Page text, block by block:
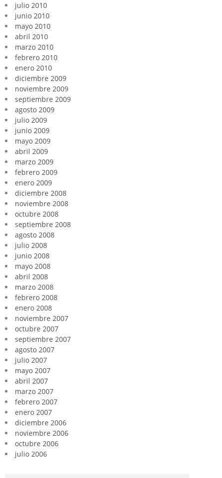
julio 2010
junio 2010
mayo 2010
abril 2010
marzo 2010
febrero 2010
enero 2010
diciembre 2009
noviembre 2009
septiembre 2009
agosto 2009
julio 2009
junio 2009
mayo 2009
abril 2009
marzo 2009
febrero 2009
enero 2009
diciembre 2008
noviembre 2008
octubre 2008
septiembre 2008
agosto 2008
julio 2008
junio 2008
mayo 2008
abril 2008
marzo 2008
febrero 2008
enero 2008
noviembre 2007
octubre 2007
septiembre 2007
agosto 2007
julio 2007
mayo 2007
abril 2007
marzo 2007
febrero 2007
enero 2007
diciembre 2006
noviembre 2006
octubre 2006
julio 2006